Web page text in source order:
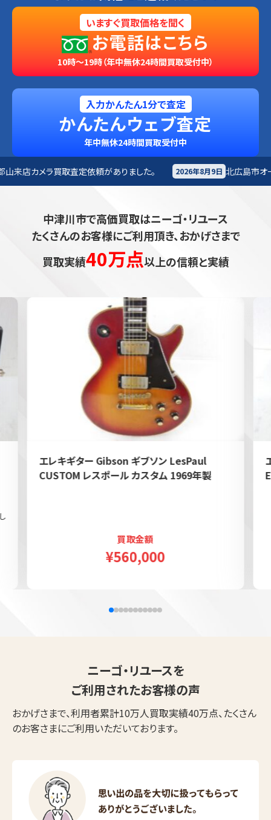
いますぐ買取価格を聞く
お電話はこちら
10時～19時（年中無休24時間買取受付中）
入力かんたん1分で査定
かんたんウェブ査定
年中無休24時間買取受付中
頼がありました。 2026年8月9日 北広島市 オーディオ買取査定依頼
中津川市で高価買取はニーゴ・リユース
たくさんのお客様にご利用頂き、おかげさまで
買取実績40万点以上の信頼と実績
エレキギター Gibson ギブソン LesPaul
CUSTOM レスポール カスタム 1969年製
買取金額
¥560,000
ニーゴ・リユースを
ご利用されたお客様の声
おかげさまで、利用者累計10万人買取実績40万点、たくさん
のお客さまにご利用いただいております。